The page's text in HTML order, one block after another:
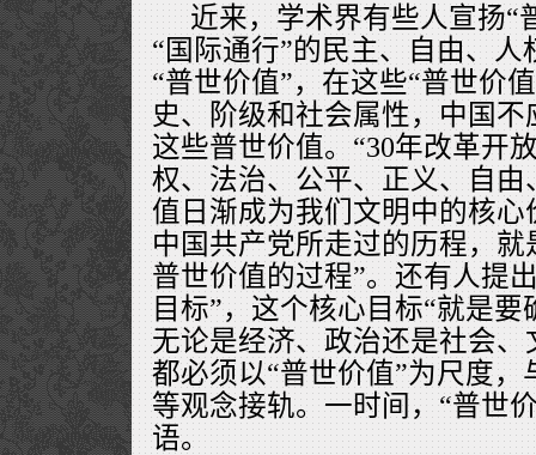
近来，学术界有些人宣扬“
“国际通行”的民主、自由、
“普世价值”，在这些“普世价
史、阶级和社会属性，中国
这些普世价值。“30年改革开
权、法治、公平、正义、自
值日渐成为我们文明中的核心
中国共产党所走过的历程，
普世价值的过程”。还有人提
目标”，这个核心目标“就是
无论是经济、政治还是社会
都必须以“普世价值”为尺度
等观念接轨。一时间，“普世
语。